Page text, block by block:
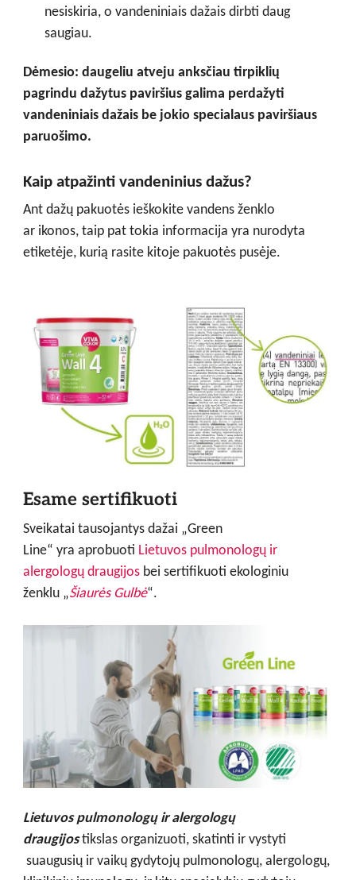
nesiskiria, o vandeniniais dažais dirbti daug
saugiau.
Dėmesio: daugeliu atveju anksčiau tirpiklių
pagrindu dažytus paviršius galima perdažyti
vandeniniais dažais be jokio specialaus paviršiaus
paruošimo.
Kaip atpažinti vandeninius dažus?
Ant dažų pakuotės ieškokite vandens ženklo
ar ikonos, taip pat tokia informacija yra nurodyta
etiketėje, kurią rasite kitoje pakuotės pusėje.
Esame sertifikuoti
Sveikatai tausojantys dažai „Green
Line“ yra aprobuoti Lietuvos pulmonologų ir
alergologų draugijosbei sertifikuoti ekologiniu
ženklu „Šiaurės Gulbė“.
Lietuvos pulmonologų ir alergologų
draugijostikslas organizuoti, skatinti ir vystyti
suaugusių ir vaikų gydytojų pulmonologų, alergologų,